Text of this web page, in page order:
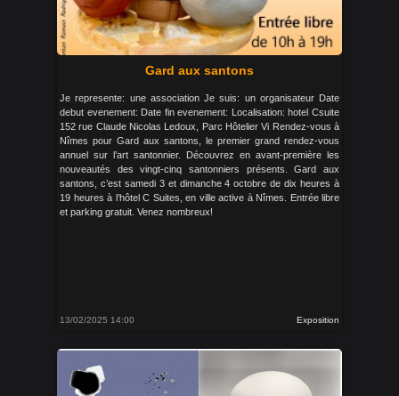
Gard aux santons
Je represente: une association Je suis: un organisateur Date
debut evenement: Date fin evenement: Localisation: hotel Csuite
152 rue Claude Nicolas Ledoux, Parc Hôtelier Vi Rendez-vous à
Nîmes pour Gard aux santons, le premier grand rendez-vous
annuel sur l’art santonnier. Découvrez en avant-première les
nouveautés des vingt-cinq santonniers présents. Gard aux
santons, c’est samedi 3 et dimanche 4 octobre de dix heures à
19 heures à l’hôtel C Suites, en ville active à Nîmes. Entrée libre
et parking gratuit. Venez nombreux!
13/02/2025 14:00 Exposition